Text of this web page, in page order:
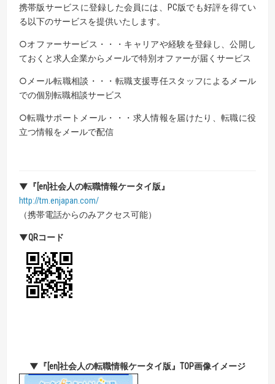
携帯版サービスに登録した会員には、PC版でも好評を得てい
る以下のサービスを提供いたします。
○オファーサービス・・・キャリアや経験を登録し、公開し
ておくと求人企業からメールで特別オファーが届くサービス
○メール転職相談・・・転職支援専任スタッフによるメール
での個別転職相談サービス
○転職サポートメール・・・求人情報を届けたり、転職に役
立つ情報をメールで配信
▼『[en]社会人の転職情報ケータイ版』
http://tm.enjapan.com/
（携帯電話からのみアクセス可能）
▼QRコード
▼『[en]社会人の転職情報ケータイ版』TOP画像イメージ